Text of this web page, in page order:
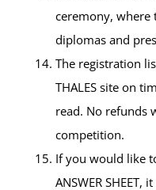
ceremony, where
diplomas and
The registration
THALES site on
read. No refunds
competition.
If you would like
ANSWER